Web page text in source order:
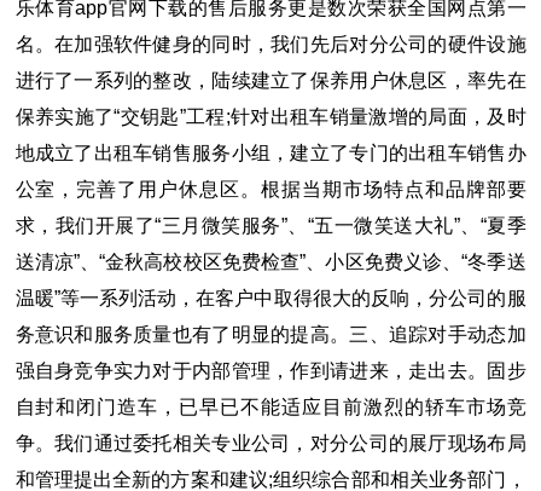
乐体育app官网下载的售后服务更是数次荣获全国网点第一
名。在加强软件健身的同时，我们先后对分公司的硬件设施
进行了一系列的整改，陆续建立了保养用户休息区，率先在
保养实施了“交钥匙”工程;针对出租车销量激增的局面，及时
地成立了出租车销售服务小组，建立了专门的出租车销售办
公室，完善了用户休息区。根据当期市场特点和品牌部要
求，我们开展了“三月微笑服务”、“五一微笑送大礼”、“夏季
送清凉”、“金秋高校校区免费检查”、小区免费义诊、“冬季送
温暖”等一系列活动，在客户中取得很大的反响，分公司的服
务意识和服务质量也有了明显的提高。三、追踪对手动态加
强自身竞争实力对于内部管理，作到请进来，走出去。固步
自封和闭门造车，已早已不能适应目前激烈的轿车市场竞
争。我们通过委托相关专业公司，对分公司的展厅现场布局
和管理提出全新的方案和建议;组织综合部和相关业务部门，